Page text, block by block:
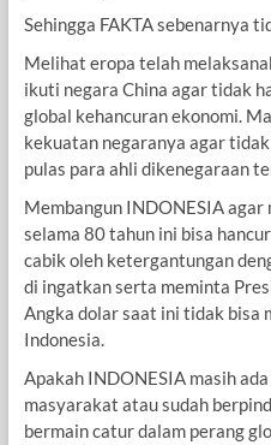
Sehingga FAKTA sebenarnya
Melihat eropa telah
ikuti negara China agar tidak
global kehancuran ekonomi.
kekuatan negaranya agar
pulas para ahli dikenegaraan
Membangun INDONESIA
selama 80 tahun ini bisa
cabik oleh ketergantungan
di ingatkan serta meminta
Angka dolar saat ini tidak bisa
Indonesia.
Apakah INDONESIA masih
masyarakat atau sudah
bermain catur dalam perang